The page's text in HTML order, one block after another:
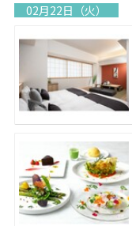
02月22日（火）